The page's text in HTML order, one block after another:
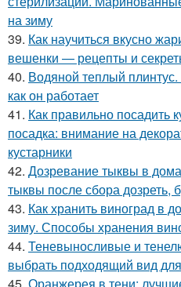
на зиму
39. Как научиться вкусно
вешенки — рецепты и
40. Водяной теплый
как он работает
41. Как правильно посадить
посадка: внимание на
кустарники
42. Дозревание тыквы в
тыквы после сбора дозреть,
43. Как хранить виноград в
зиму. Способы хранения
44. Теневыносливые и
выбрать подходящий вид
45. Оранжерея в тени: